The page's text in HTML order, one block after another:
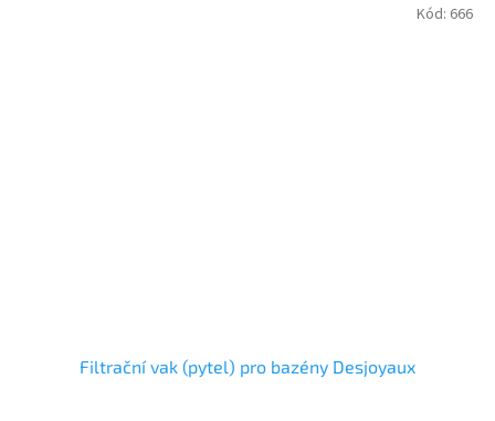
Filtrační vak (pytel) pro bazény Desjoyaux
Kód: 666